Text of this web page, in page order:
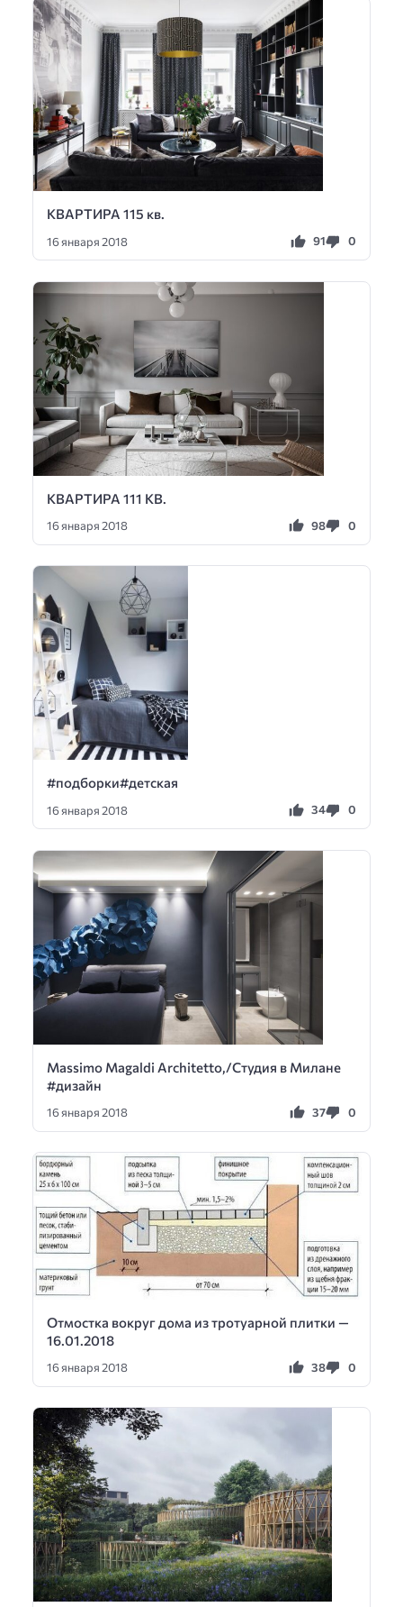
КВАРТИРА 115 кв.
16 января 2018 91 0
КВАРТИРА 111 КВ.
16 января 2018 98 0
#подборки#детская
16 января 2018 34 0
Massimo Magaldi Architetto,/Студия в Милане
#дизайн
16 января 2018 37 0
Отмостка вокруг дома из тротуарной плитки —
16.01.2018
16 января 2018 38 0